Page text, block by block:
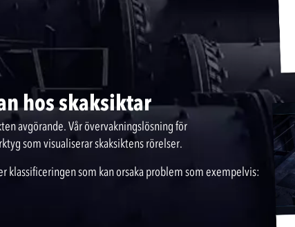
hos skaksiktar
avgörande. Vår övervakningslösning för
som visualiserar skaksiktens rörelser.
klassificeringen som kan orsaka problem som exempelvis: